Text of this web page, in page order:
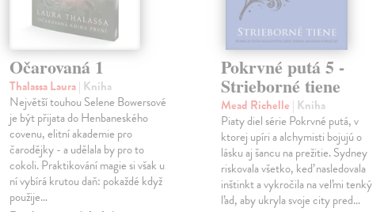
Očarovaná 1
Thalassa Laura| Kniha
Největší touhou Selene Bowersové
je být přijata do Henbaneského
covenu, elitní akademie pro
čarodějky - a udělala by pro to
cokoli. Praktikování magie si však u
ní vybírá krutou daň: pokaždé když
použije…
Pokrvné putá 5 -
Strieborné tiene
Mead Richelle | Kniha
Piaty diel série Pokrvné putá, v
ktorej upíri a alchymisti bojujú o
lásku aj šancu na prežitie. Sydney
riskovala všetko, keď nasledovala
inštinkt a vykročila na veľmi tenký
ľad, aby ukryla svoje city pred…